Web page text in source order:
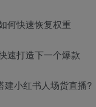
何快速恢复权重
速打造下一个爆款
小红书人场货直播?